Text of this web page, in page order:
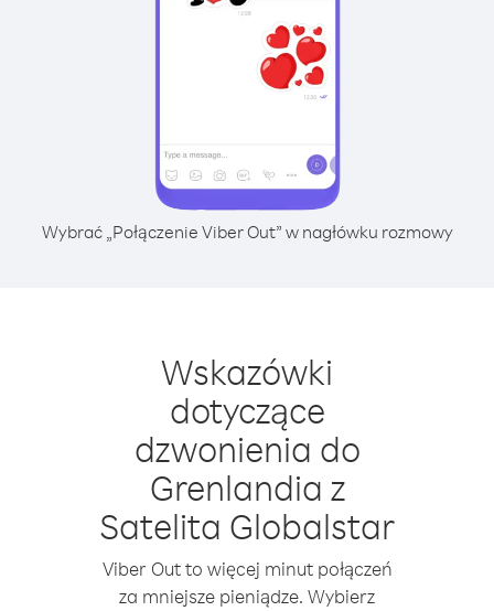
Wybrać „Połączenie Viber Out” w nagłówku rozmowy
Wskazówki
dotyczące
dzwonienia do
Grenlandia z
Satelita Globalstar
Viber Out to więcej minut połączeń
za mniejsze pieniądze. Wybierz